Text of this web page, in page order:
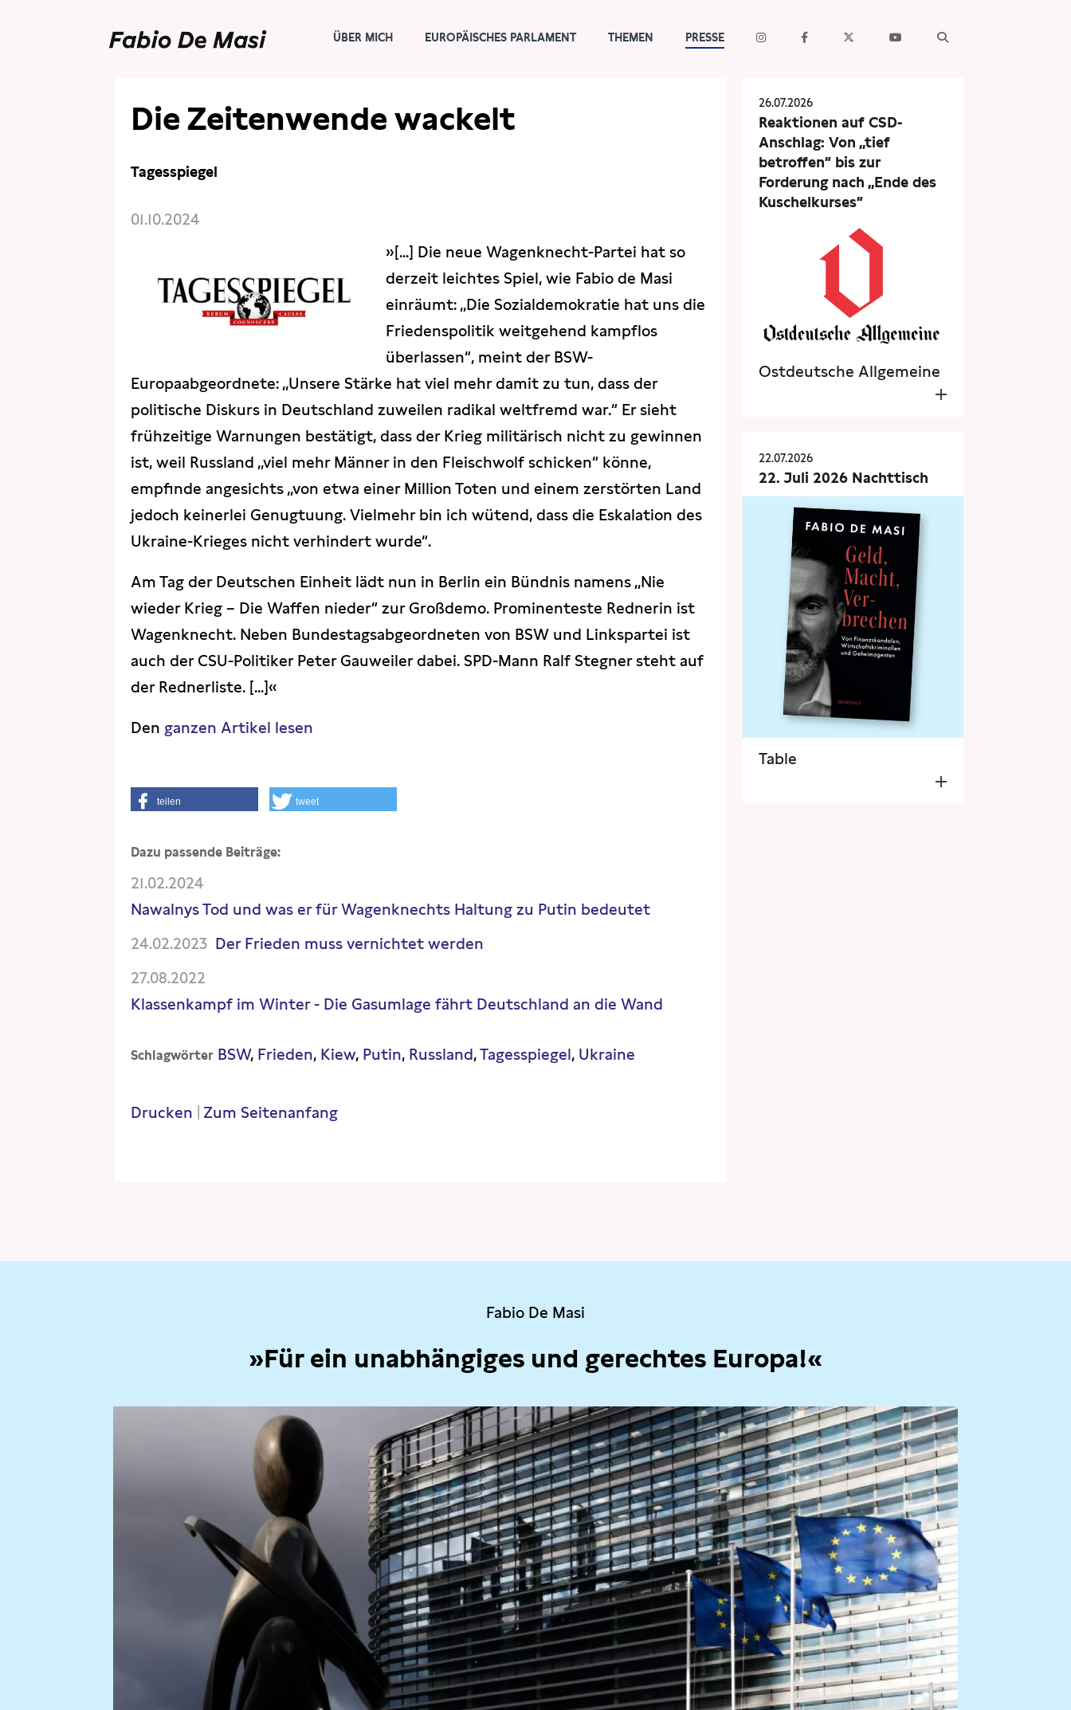
ÜBER MICH EUROPÄISCHES PARLAMENT THEMEN PRESSE
Die Zeitenwende wackelt
Tagesspiegel
01.10.2024
»[...] Die neue Wagenknecht-Partei hat so
derzeit leichtes Spiel, wie Fabio de Masi
einräumt: „Die Sozialdemokratie hat uns die
Friedenspolitik weitgehend kampflos
überlassen“, meint der BSW-
Europaabgeordnete: „Unsere Stärke hat viel mehr damit zu tun, dass der
politische Diskurs in Deutschland zuweilen radikal weltfremd war.“ Er sieht
frühzeitige Warnungen bestätigt, dass der Krieg militärisch nicht zu gewinnen
ist, weil Russland „viel mehr Männer in den Fleischwolf schicken“ könne,
empfinde angesichts „von etwa einer Million Toten und einem zerstörten Land
jedoch keinerlei Genugtuung. Vielmehr bin ich wütend, dass die Eskalation des
Ukraine-Krieges nicht verhindert wurde“.
Am Tag der Deutschen Einheit lädt nun in Berlin ein Bündnis namens „Nie
wieder Krieg – Die Waffen nieder“ zur Großdemo. Prominenteste Rednerin ist
Wagenknecht. Neben Bundestagsabgeordneten von BSW und Linkspartei ist
auch der CSU-Politiker Peter Gauweiler dabei. SPD-Mann Ralf Stegner steht auf
der Rednerliste. [...]«
Den ganzen Artikel lesen
teilen tweet
Dazu passende Beiträge:
21.02.2024
Nawalnys Tod und was er für Wagenknechts Haltung zu Putin bedeutet
24.02.2023 Der Frieden muss vernichtet werden
27.08.2022
Klassenkampf im Winter - Die Gasumlage fährt Deutschland an die Wand
Schlagwörter BSW Frieden Kiew Putin Russland Tagesspiegel Ukraine
Drucken Zum Seitenanfang
26.07.2026
Reaktionen auf CSD-
Anschlag: Von „tief
betroffen“ bis zur
Forderung nach „Ende des
Kuschelkurses“
Ostdeutsche Allgemeine
22.07.2026
22. Juli 2026 Nachttisch
Table
Fabio De Masi
»Für ein unabhängiges und gerechtes Europa!«